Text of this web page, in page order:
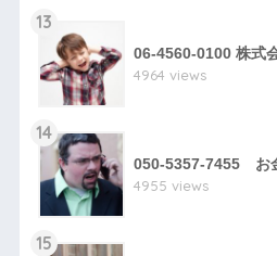
13
06-4560-0100 株式
4964 views
14
050-5357-7455 お
4955 views
15